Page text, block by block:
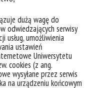
dużą wagę do
odwiedzających serwisy
usług, umożliwienia
ustawień
Uniwersytetu
cookies (z ang.
wysyłane przez serwis
na urządzeniu końcowym